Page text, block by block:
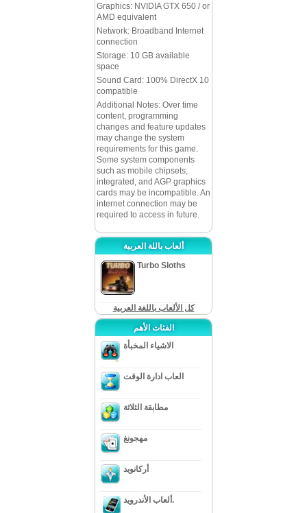
Graphics: NVIDIA GTX 650 / or
AMD equivalent
Network: Broadband Internet
connection
Storage: 10 GB available
space
Sound Card: 100% DirectX 10
compatible
Additional Notes: Over time
content, programming
changes and feature updates
may change the system
requirements for this game.
Some system components
such as mobile chipsets,
integrated, and AGP graphics
cards may be incompatible. An
internet connection may be
required to access in future.
ألعاب باللة العربية
Turbo Sloths
كل الألعاب باللغة العربية
الفئات الأهم
الاشياء المخبأة
العاب ادارة الوقت
مطابقة الثلاثة
مهجونغ
أركانويد
ألعاب الأندرويد.